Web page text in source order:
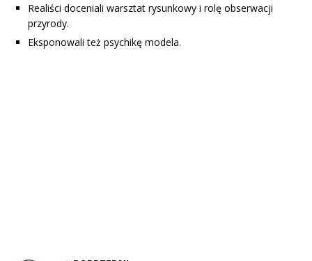
Realiści doceniali warsztat rysunkowy i rolę obserwacji
przyrody.
Eksponowali też psychikę modela.